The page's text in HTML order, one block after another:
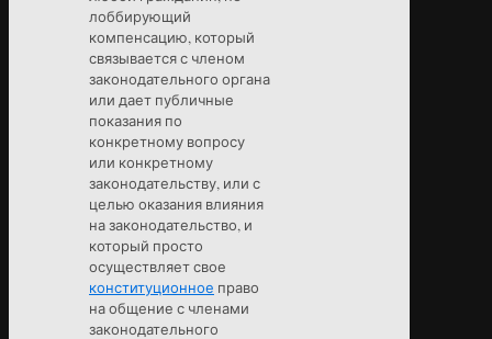
лоббирующий
компенсацию, который
связывается с членом
законодательного органа
или дает публичные
показания по
конкретному вопросу
или конкретному
законодательству, или с
целью оказания влияния
на законодательство, и
который просто
осуществляет свое
конституционное право
на общение с членами
законодательного